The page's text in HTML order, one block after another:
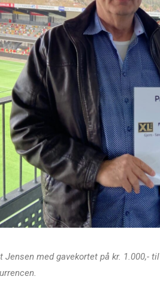
Jensen med gavekortet på kr. 1.000,- til